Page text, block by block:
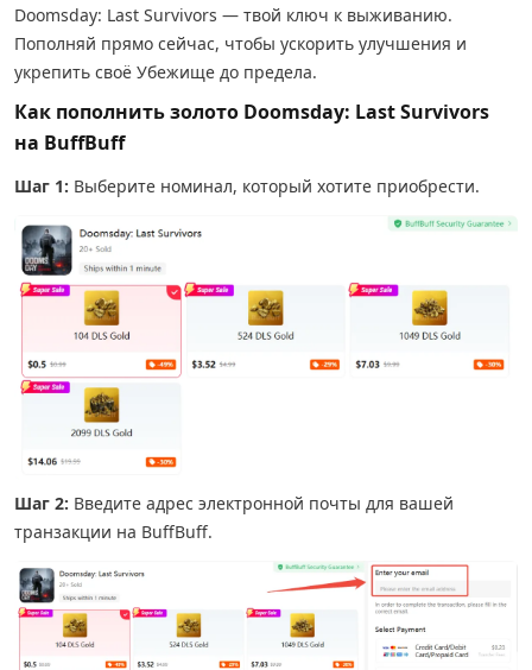
Doomsday: Last Survivors — твой ключ к выживанию.
Пополняй прямо сейчас, чтобы ускорить улучшения и
укрепить своё Убежище до предела.
Как пополнить золото Doomsday: Last Survivors
на BuffBuff
Шаг 1: Выберите номинал, который хотите приобрести.
Шаг 2: Введите адрес электронной почты для вашей
транзакции на BuffBuff.